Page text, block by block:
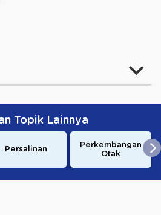
Topik Lainnya
Persalinan
Perkembangan
Otak